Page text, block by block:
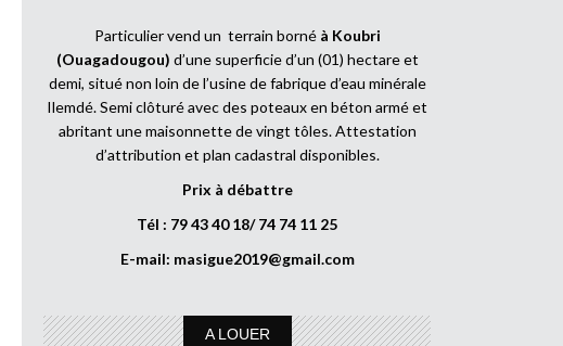
Particulier vend un terrain borné à Koubri
(Ouagadougou) d’une superficie d’un (01) hectare et
demi, situé non loin de l’usine de fabrique d’eau minérale
Ilemdé. Semi clôturé avec des poteaux en béton armé et
abritant une maisonnette de vingt tôles. Attestation
d’attribution et plan cadastral disponibles.
Prix à débattre
Tél : 79 43 40 18/ 74 74 11 25
E-mail: masigue2019@gmail.com
A LOUER